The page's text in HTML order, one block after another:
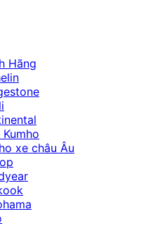
Hãng
xe châu Âu